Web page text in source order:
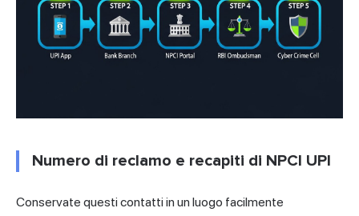
Numero di reclamo e recapiti di NPCI UPI
Conservate questi contatti in un luogo facilmente